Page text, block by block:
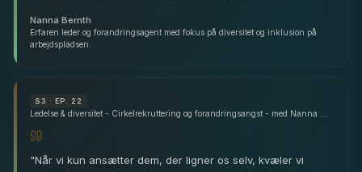
Nanna Bernth
Erfaren leder og forandringsagent med fokus på diversitet og inklusion på
arbejdspladsen.
S3 · EP. 22
"Når vi kun ansætter dem, der ligner os selv, kvæler vi